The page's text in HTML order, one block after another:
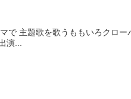
で 主題歌を歌うももいろクロー
演...